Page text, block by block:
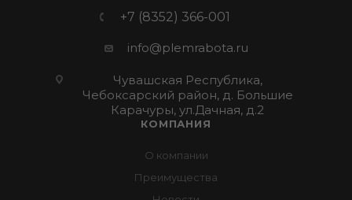
+7 (8352) 366-001
info@plemrabota.ru
Чувашская Республика,
Чебоксарский район, д. Большие
Карачуры, ул.Дачная, д.2
КОМПАНИЯ
О компании
Преимущества